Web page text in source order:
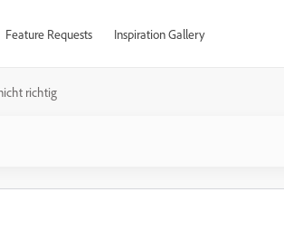
Feature Requests Inspiration Gallery
richtig